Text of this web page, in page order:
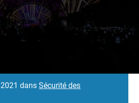
2021 dansSécurité des